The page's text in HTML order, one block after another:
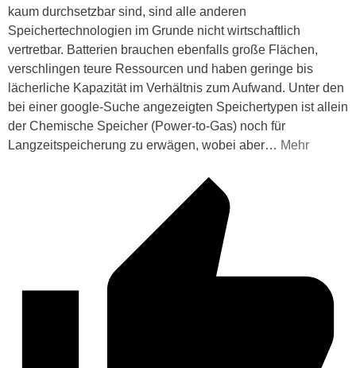
kaum durchsetzbar sind, sind alle anderen
Speichertechnologien im Grunde nicht wirtschaftlich
vertretbar. Batterien brauchen ebenfalls große Flächen,
verschlingen teure Ressourcen und haben geringe bis
lächerliche Kapazität im Verhältnis zum Aufwand. Unter den
bei einer google-Suche angezeigten Speichertypen ist allein
der Chemische Speicher (Power-to-Gas) noch für
Langzeitspeicherung zu erwägen, wobei aber… Mehr